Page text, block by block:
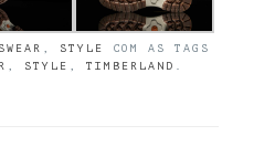
STYLE
COM AS TAGS
STYLE TIMBERLAND